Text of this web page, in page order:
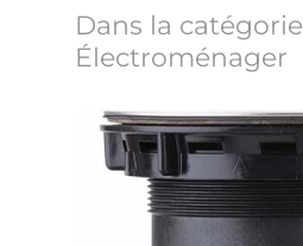
Dans la catégorie
Électroménager